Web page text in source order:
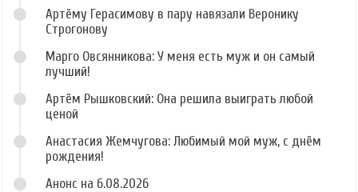
Артёму Герасимову в пару навязали Веронику
Строгонову
Марго Овсянникова: У меня есть муж и он самый
лучший!
Артём Рышковский: Она решила выиграть любой
ценой
Анастасия Жемчугова: Любимый мой муж, с днём
рождения!
Анонс на 6.08.2026